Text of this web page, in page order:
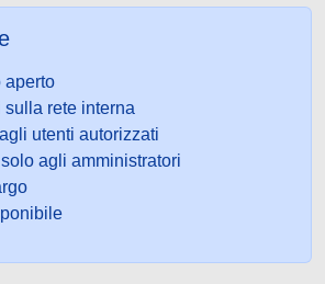
aperto
rete interna
utenti autorizzati
agli amministratori